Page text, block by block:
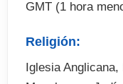
GMT (1 hora
Religión:
Iglesia